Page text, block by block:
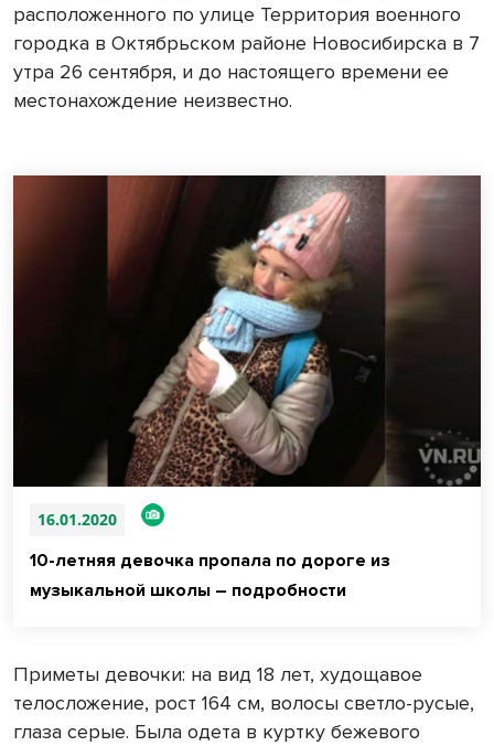
расположенного по улице Территория военного
городка в Октябрьском районе Новосибирска в 7
утра 26 сентября, и до настоящего времени ее
местонахождение неизвестно.
16.01.2020
10-летняя девочка пропала по дороге из
музыкальной школы – подробности
Приметы девочки: на вид 18 лет, худощавое
телосложение, рост 164 см, волосы светло-русые,
глаза серые. Была одета в куртку бежевого